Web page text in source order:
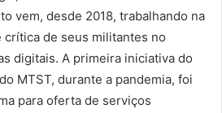
vem, desde 2018, trabalhando na
crítica de seus militantes no
digitais. A primeira iniciativa do
MTST, durante a pandemia, foi
para oferta de serviços